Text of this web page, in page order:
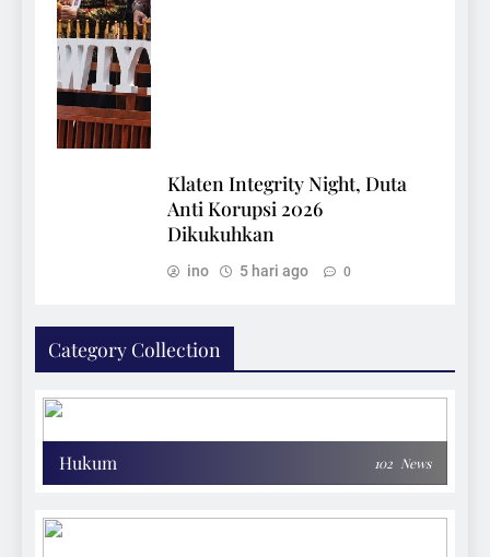
Klaten Integrity Night, Duta
Anti Korupsi 2026
Dikukuhkan
ino 5 hari ago 0
Category Collection
Hukum 102 News